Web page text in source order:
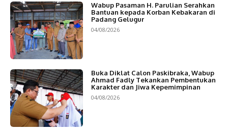
Wabup Pasaman H. Parulian Serahkan
Bantuan kepada Korban Kebakaran di
Padang Gelugur
04/08/2026
Buka Diklat Calon Paskibraka, Wabup
Ahmad Fadly Tekankan Pembentukan
Karakter dan Jiwa Kepemimpinan
04/08/2026